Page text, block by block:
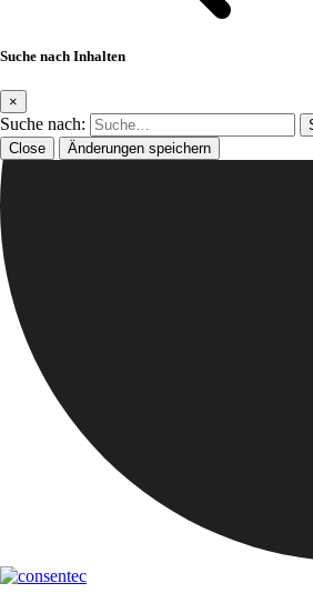
Suche nach Inhalten
×
Suche nach:
Close Änderungen speichern